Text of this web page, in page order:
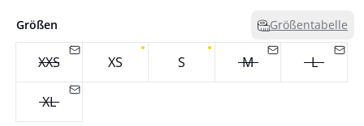
Größen Größentabelle
XXS XS S M L
XL